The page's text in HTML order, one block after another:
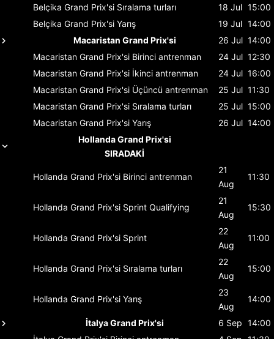
Belçika Grand Prix'si Sıralama turları 18 Jul 15:00
Belçika Grand Prix'si Yarış 19 Jul 14:00
Macaristan Grand Prix'si
26 Jul 14:00
Macaristan Grand Prix'si Birinci antrenman 24 Jul 12:30
Macaristan Grand Prix'si İkinci antrenman 24 Jul 16:00
Macaristan Grand Prix'si Üçüncü antrenman 25 Jul 11:30
Macaristan Grand Prix'si Sıralama turları 25 Jul 15:00
Macaristan Grand Prix'si Yarış 26 Jul 14:00
Hollanda Grand Prix'si
SIRADAKİ
Hollanda Grand Prix'si Birinci antrenman
21
Aug
11:30
Hollanda Grand Prix'si Sprint Qualifying
21
Aug
15:30
Hollanda Grand Prix'si Sprint
22
Aug
11:00
Hollanda Grand Prix'si Sıralama turları
22
Aug
15:00
Hollanda Grand Prix'si Yarış
23
Aug
14:00
İtalya Grand Prix'si 6 Sep 14:00